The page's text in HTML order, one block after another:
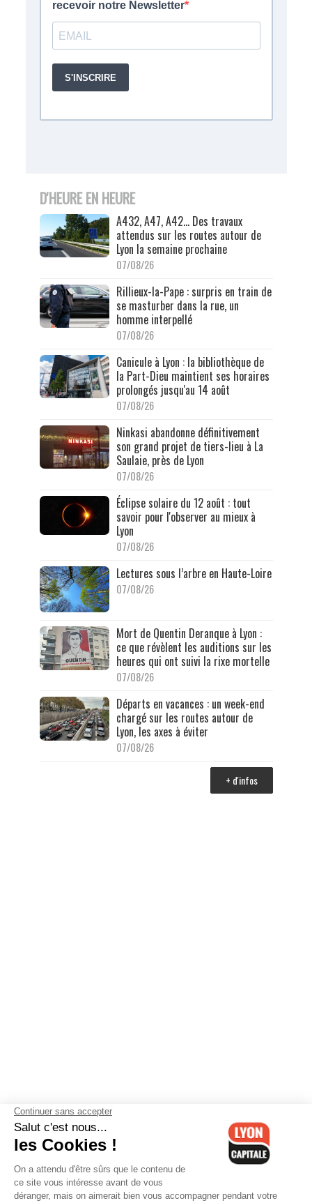
D'HEURE EN HEURE
A432, A47, A42… Des travaux
attendus sur les routes autour de
Lyon la semaine prochaine
07/08/26
Rillieux-la-Pape : surpris en train de
se masturber dans la rue, un
homme interpellé
07/08/26
Canicule à Lyon : la bibliothèque de
la Part-Dieu maintient ses horaires
prolongés jusqu'au 14 août
07/08/26
Ninkasi abandonne définitivement
son grand projet de tiers-lieu à La
Saulaie, près de Lyon
07/08/26
Éclipse solaire du 12 août : tout
savoir pour l'observer au mieux à
Lyon
07/08/26
Lectures sous l’arbre en Haute-Loire
07/08/26
Mort de Quentin Deranque à Lyon :
ce que révèlent les auditions sur les
heures qui ont suivi la rixe mortelle
07/08/26
Départs en vacances : un week-end
chargé sur les routes autour de
Lyon, les axes à éviter
07/08/26
+ d'infos